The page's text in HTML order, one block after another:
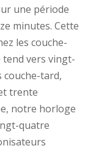
une période
minutes. Cette
les couche-
tend vers vingt-
couche-tard,
trente
notre horloge
quatre